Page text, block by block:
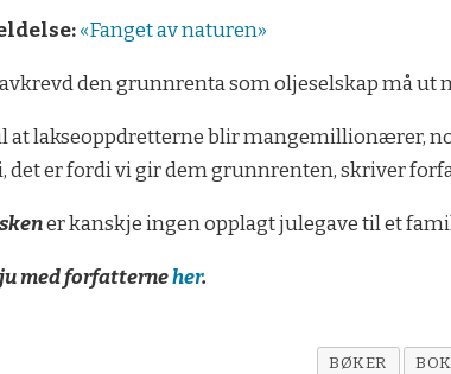
«Fanget av naturen»
den grunnrenta som oljeselskap må
at lakseoppdretterne blir mangemillionærer,
det er fordi vi gir dem grunnrenten, skriver
er kanskje ingen opplagt julegave til et
med forfatterneher.
BØKER